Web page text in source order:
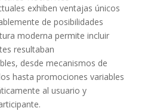
exhiben ventajas únicos
de posibilidades
moderna permite incluir
resultaban
desde mecanismos de
hasta promociones variables
al usuario y